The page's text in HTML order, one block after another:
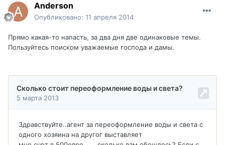
Anderson
Опубликовано: 11 апреля 2014
Прямо какая-то напасть, за два дня две одинаковые темы.
Пользуйтесь поиском уважаемые господа и дамы.